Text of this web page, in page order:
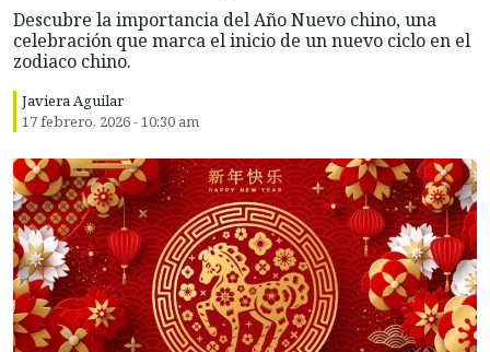
Descubre la importancia del Año Nuevo chino, una
celebración que marca el inicio de un nuevo ciclo en el
zodiaco chino.
Javiera Aguilar
17 febrero, 2026 - 10:30 am